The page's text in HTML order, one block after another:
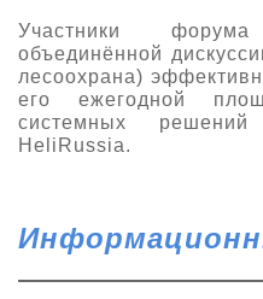
Участники
объединённой
лесоохрана)
его ежегодной
системных
HeliRussia.